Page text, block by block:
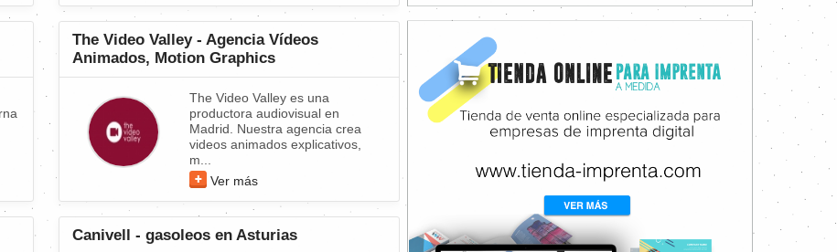
The Video Valley - Agencia Vídeos
Animados, Motion Graphics
The Video Valley es una
productora audiovisual en
Madrid. Nuestra agencia crea
videos animados explicativos,
m...
Ver más
Canivell - gasoleos en Asturias